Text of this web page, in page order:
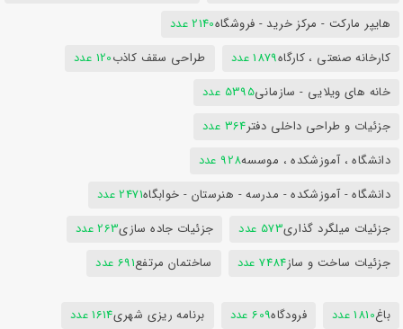
هایپر مارکت - مرکز خرید - فروشگاه2140 عدد
کارخانه صنعتی ، کارگاه1879 عدد طراحی سقف کاذب120 عدد
خانه های ویلایی - سازمانی5395 عدد
جزئیات و طراحی داخلی دفتر364 عدد
دانشگاه ، آموزشکده ، موسسه928 عدد
دانشگاه - آموزشکده - مدرسه - هنرستان - خوابگاه2471 عدد
جزئیات میلگرد گذاری573 عدد جزئیات جاده سازی263 عدد
جزئیات ساخت و ساز7484 عدد ساختمان مرتفع691 عدد
باغ1810 عدد فرودگاه609 عدد برنامه ریزی شهری1614 عدد